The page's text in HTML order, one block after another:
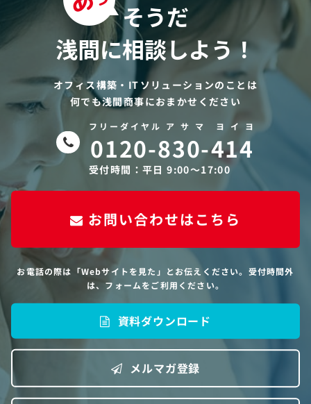
そうだ
浅間に相談しよう！
オフィス構築・ITソリューションのことは
何でも浅間商事におまかせください
フリーダイヤル ア サ マ ヨ イ ヨ
0120-830-414
受付時間：平日 9:00〜17:00
お問い合わせはこちら
お電話の際は「Webサイトを見た」とお伝えください。受付時間外
は、フォームをご利用ください。
資料ダウンロード
メルマガ登録